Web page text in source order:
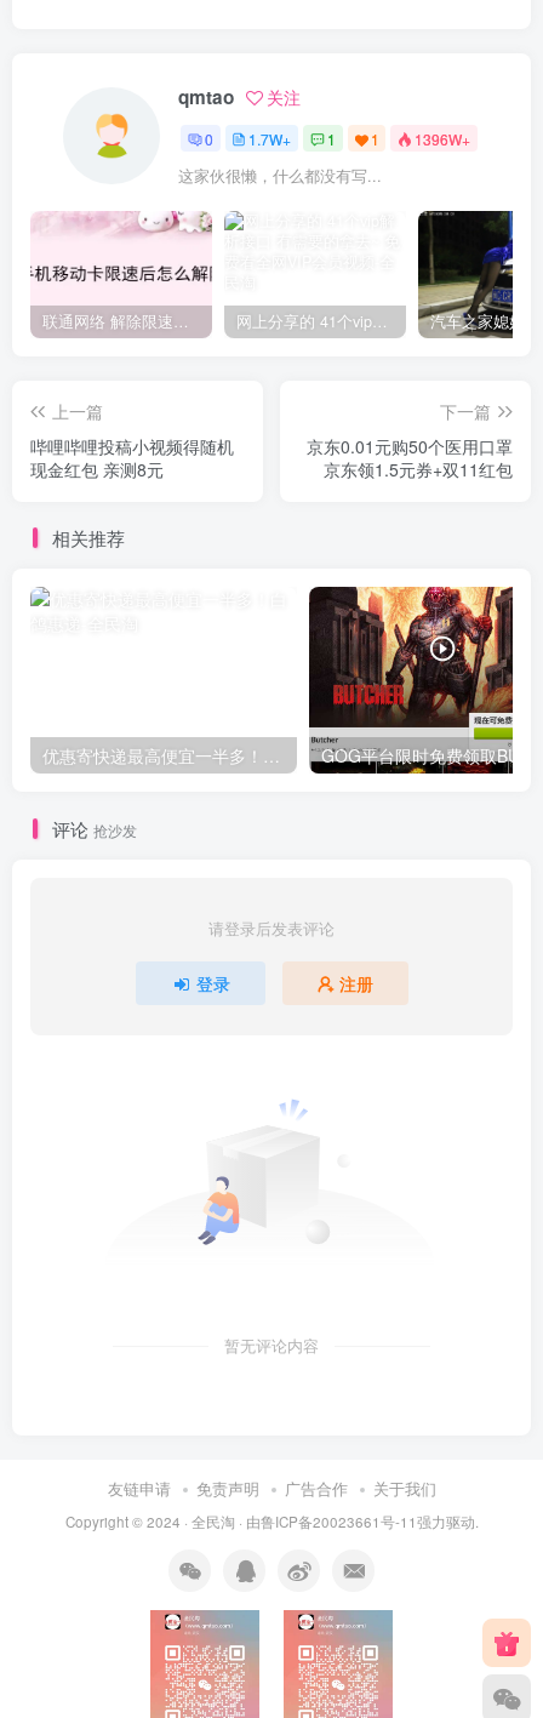
qmtao 关注
0 1.7W+ 1 1 1396W+
这家伙很懒，什么都没有写...
联通网络 解除限速方法参考！畅享、畅玩、老白干等及其它地区自测了 网上分享的 41个vip解析接口 有需要的拿去~ 免费看全网VIP会员视频
上一篇
哔哩哔哩投稿小视频得随机
现金红包 亲测8元
下一篇
京东0.01元购50个医用口罩
京东领1.5元券+双11红包
相关推荐
优惠寄快递最高便宜一半多！白鸽惠递
评论 抢沙发
请登录后发表评论
登录 注册
暂无评论内容
友链申请 免责声明 广告合作 关于我们
Copyright © 2024 · 全民淘 · 由鲁ICP备20023661号-11强力驱动.